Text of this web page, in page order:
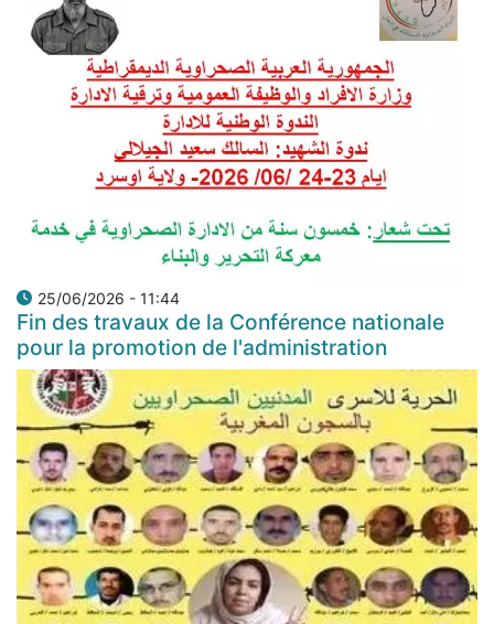
25/06/2026 - 11:44
Fin des travaux de la Conférence nationale
pour la promotion de l'administration